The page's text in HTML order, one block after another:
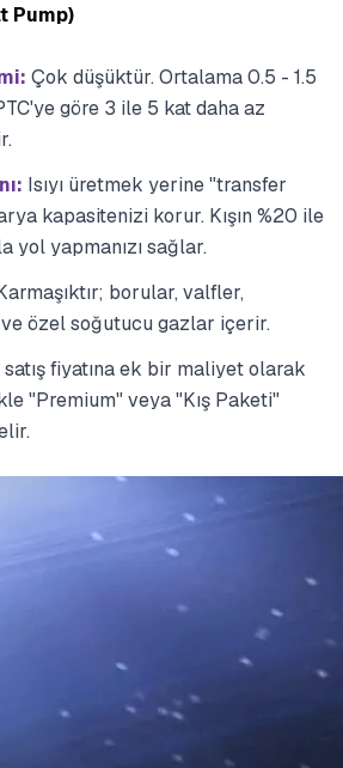
Pump)
Çok düşüktür. Ortalama 0.5 - 1.5
göre 3 ile 5 kat daha az
Isıyı üretmek yerine "transfer
kapasitenizi korur. Kışın %20 ile
yol yapmanızı sağlar.
borular, valfler,
özel soğutucu gazlar içerir.
fiyatına ek bir maliyet olarak
"Premium" veya "Kış Paketi"